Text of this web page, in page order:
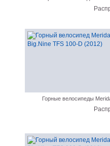
Горные велосипеды